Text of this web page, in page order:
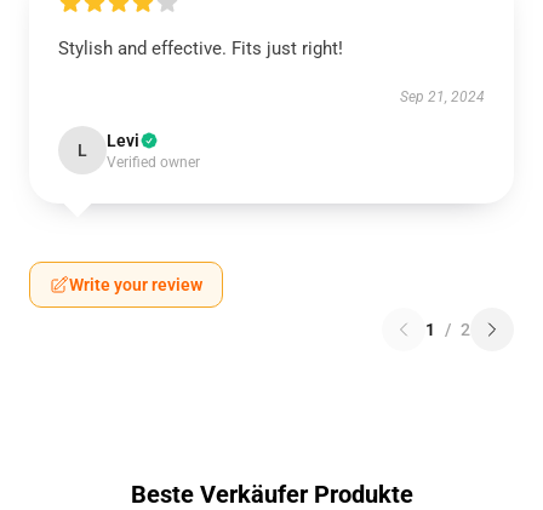
Stylish and effective. Fits just right!
Sep 21, 2024
L Levi
Verified owner
Write your review
1 / 2
Beste Verkäufer Produkte